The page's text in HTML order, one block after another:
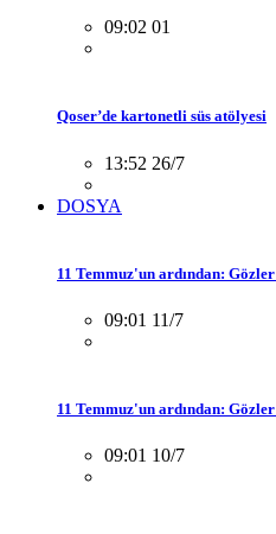
09:02 01
Qoser’de kartonetli süs atölyesi
13:52 26/7
DOSYA
11 Temmuz'un ardından:
09:01 11/7
11 Temmuz'un ardından:
09:01 10/7